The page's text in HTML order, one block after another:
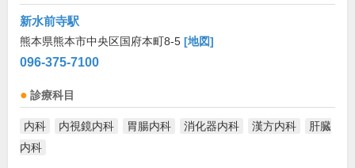
新水前寺駅
熊本県熊本市中央区国府本町8-5 [地図]
096-375-7100
診療科目
内科 内視鏡内科 胃腸内科 消化器内科 漢方内科
肝臓
内科